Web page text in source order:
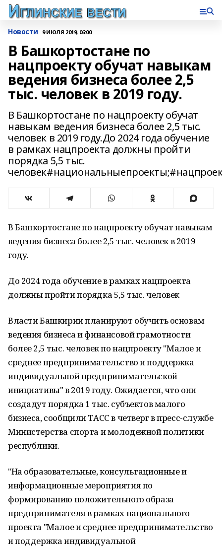
Новости 9 ИЮЛЯ 2019, 06:00
В Башкортостане по
нацпроекту обучат навыкам
ведения бизнеса более 2,5
тыс. человек в 2019 году.
В Башкортостане по нацпроекту обучат
навыкам ведения бизнеса более 2,5 тыс.
человек в 2019 году.До 2024 года обучение
в рамках нацпроекта должны пройти
порядка 5,5 тыс.
В Башкортостане по нацпроекту обучат навыкам
ведения бизнеса более 2,5 тыс. человек в 2019
году.
До 2024 года обучение в рамках нацпроекта
должны пройти порядка 5,5 тыс. человек
Власти Башкирии планируют обучить основам
ведения бизнеса и финансовой грамотности
более 2,5 тыс. человек по нацпроекту "Малое и
среднее предпринимательство и поддержка
индивидуальной предпринимательской
инициативы" в 2019 году. Ожидается, что они
создадут порядка 1 тыс. субъектов малого
бизнеса, сообщили ТАСС в четверг в пресс-службе
Министерства спорта и молодежной политики
республики.
"На образовательные, консультационные и
информационные мероприятия по
формированию положительного образа
предпринимателя в рамках национального
проекта "Малое и среднее предпринимательство
и поддержка индивидуальной